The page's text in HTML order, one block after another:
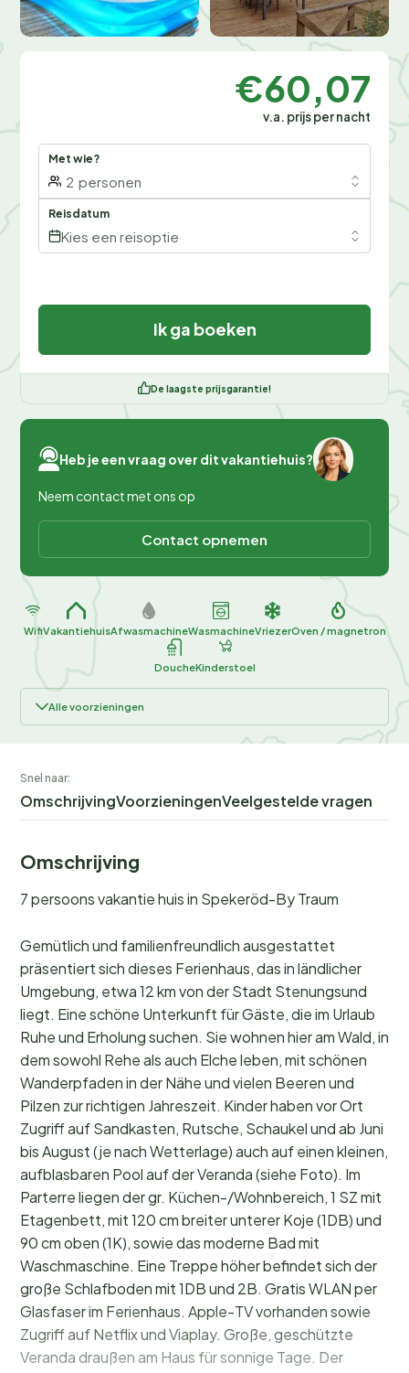
€60,07
v.a. prijs per nacht
Met wie?
2 personen
Reisdatum
Kies een reisoptie
Ik ga boeken
De laagste prijsgarantie!
Heb je een vraag over dit vakantiehuis?
Neem contact met ons op
Contact opnemen
WifiVakantiehuisAfwasmachineWasmachineVriezerOven / magnetron
DoucheKinderstoel
Alle voorzieningen
Snel naar:
OmschrijvingVoorzieningenVeelgestelde vragen
Omschrijving
7 persoons vakantie huis in Spekeröd-By Traum
Gemütlich und familienfreundlich ausgestattet
präsentiert sich dieses Ferienhaus, das in ländlicher
Umgebung, etwa 12 km von der Stadt Stenungsund
liegt. Eine schöne Unterkunft für Gäste, die im Urlaub
Ruhe und Erholung suchen. Sie wohnen hier am Wald, in
dem sowohl Rehe als auch Elche leben, mit schönen
Wanderpfaden in der Nähe und vielen Beeren und
Pilzen zur richtigen Jahreszeit. Kinder haben vor Ort
Zugriff auf Sandkasten, Rutsche, Schaukel und ab Juni
bis August (je nach Wetterlage) auch auf einen kleinen,
aufblasbaren Pool auf der Veranda (siehe Foto). Im
Parterre liegen der gr. Küchen-/Wohnbereich, 1 SZ mit
Etagenbett, mit 120 cm breiter unterer Koje (1DB) und
90 cm oben (1K), sowie das moderne Bad mit
Waschmaschine. Eine Treppe höher befindet sich der
große Schlafboden mit 1DB und 2B. Gratis WLAN per
Glasfaser im Ferienhaus. Apple-TV vorhanden sowie
Zugriff auf Netflix und Viaplay. Große, geschützte
Veranda draußen am Haus für sonnige Tage. Der